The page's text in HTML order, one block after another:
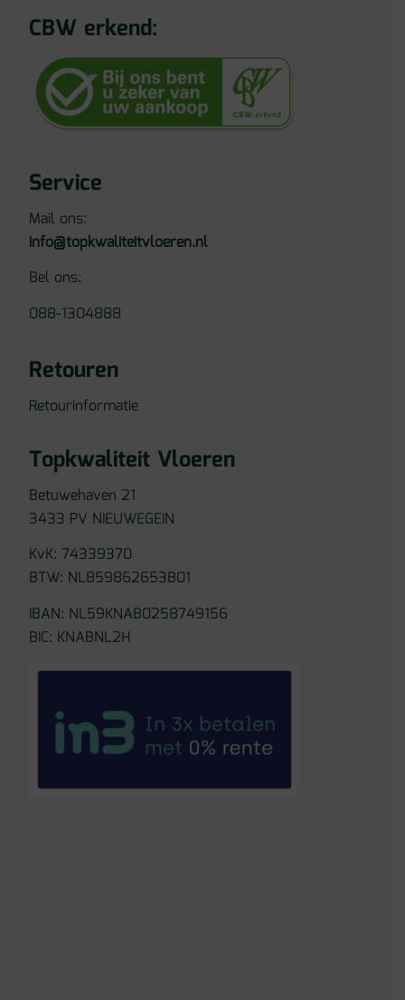
CBW erkend:
Service
Mail ons:
info@topkwaliteitvloeren.nl
Bel ons:
088-1304888
Retouren
Retourinformatie
Topkwaliteit Vloeren
Betuwehaven 21
3433 PV NIEUWEGEIN
KvK: 74339370
BTW: NL859862653B01
IBAN: NL59KNAB0258749156
BIC: KNABNL2H